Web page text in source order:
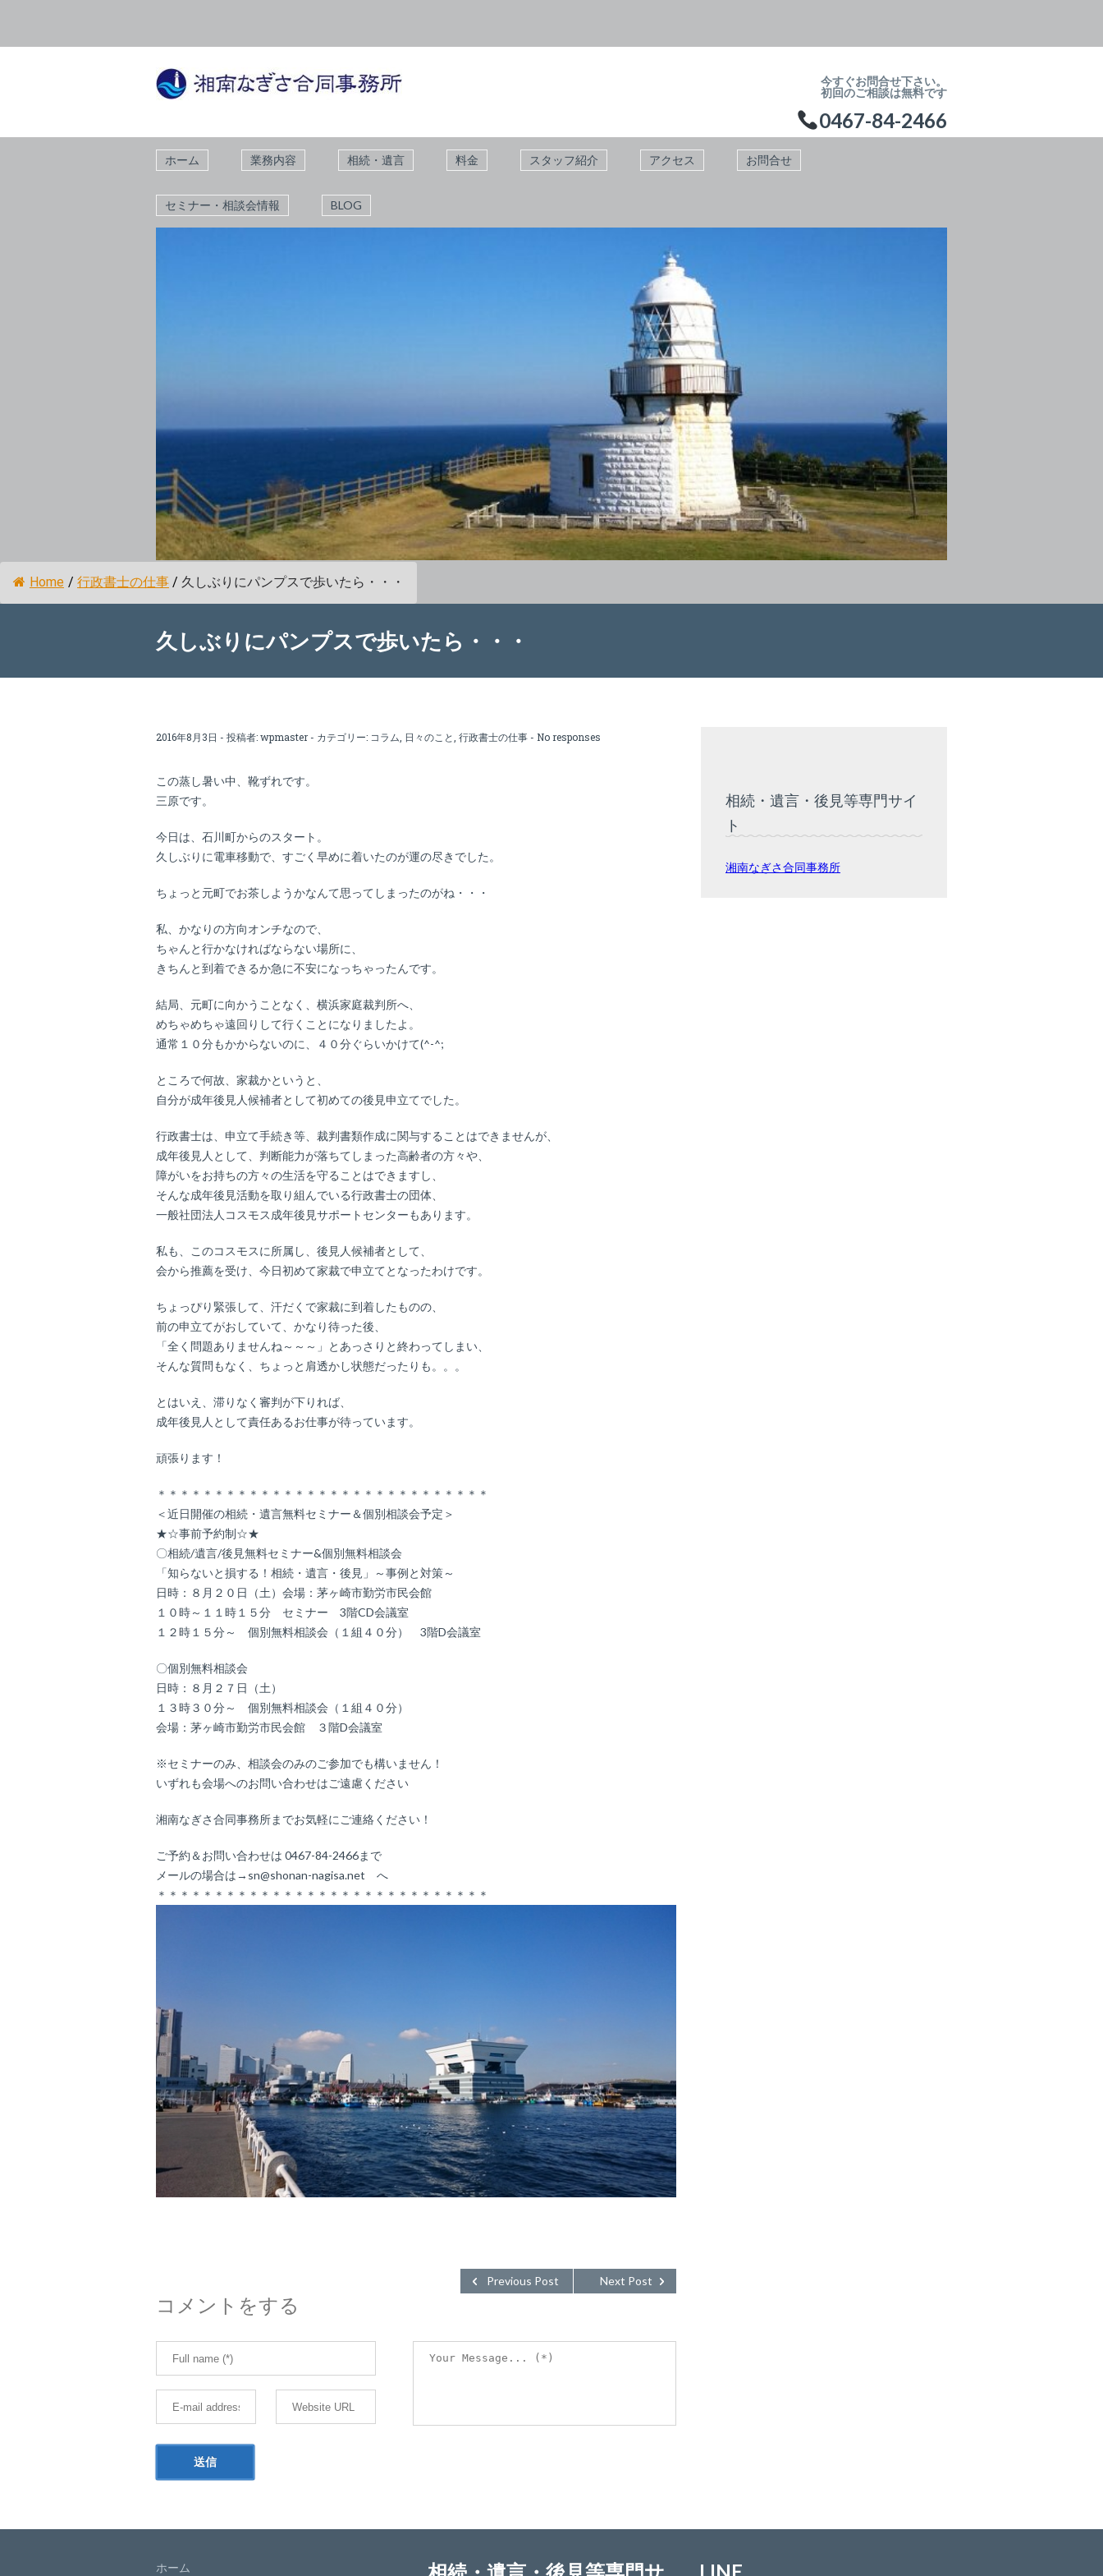
今すぐお問合せ下さい。
初回のご相談は無料です
0467-84-2466
ホーム 業務内容 相続・遺言 料金 スタッフ紹介 アクセス お問合せ
セミナー・相談会情報 BLOG
Home / 行政書士の仕事 / 久しぶりにパンプスで歩いたら・・・
久しぶりにパンプスで歩いたら・・・
2016年8月3日 - 投稿者:wpmaster - カテゴリー: コラム 日々のこと 行政書士の仕事 - No responses
この蒸し暑い中、靴ずれです。
三原です。
今日は、石川町からのスタート。
久しぶりに電車移動で、すごく早めに着いたのが運の尽きでした。
ちょっと元町でお茶しようかなんて思ってしまったのがね・・・
私、かなりの方向オンチなので、
ちゃんと行かなければならない場所に、
きちんと到着できるか急に不安になっちゃったんです。
結局、元町に向かうことなく、横浜家庭裁判所へ、
めちゃめちゃ遠回りして行くことになりましたよ。
通常１０分もかからないのに、４０分ぐらいかけて(^-^;
ところで何故、家裁かというと、
自分が成年後見人候補者として初めての後見申立てでした。
行政書士は、申立て手続き等、裁判書類作成に関与することはできませんが、
成年後見人として、判断能力が落ちてしまった高齢者の方々や、
障がいをお持ちの方々の生活を守ることはできますし、
そんな成年後見活動を取り組んでいる行政書士の団体、
一般社団法人コスモス成年後見サポートセンターもあります。
私も、このコスモスに所属し、後見人候補者として、
会から推薦を受け、今日初めて家裁で申立てとなったわけです。
ちょっぴり緊張して、汗だくで家裁に到着したものの、
前の申立てがおしていて、かなり待った後、
「全く問題ありませんね～～～」とあっさりと終わってしまい、
そんな質問もなく、ちょっと肩透かし状態だったりも。。。
とはいえ、滞りなく審判が下りれば、
成年後見人として責任あるお仕事が待っています。
頑張ります！
＊＊＊＊＊＊＊＊＊＊＊＊＊＊＊＊＊＊＊＊＊＊＊＊＊＊＊＊＊
＜近日開催の相続・遺言無料セミナー＆個別相談会予定＞
★☆事前予約制☆★
〇相続/遺言/後見無料セミナー&個別無料相談会
「知らないと損する！相続・遺言・後見」～事例と対策～
日時：８月２０日（土）会場：茅ヶ崎市勤労市民会館
１０時～１１時１５分 セミナー 3階CD会議室
１２時１５分～ 個別無料相談会（１組４０分） 3階D会議室
〇個別無料相談会
日時：８月２７日（土）
１３時３０分～ 個別無料相談会（１組４０分）
会場：茅ヶ崎市勤労市民会館 ３階D会議室
※セミナーのみ、相談会のみのご参加でも構いません！
いずれも会場へのお問い合わせはご遠慮ください
湘南なぎさ合同事務所までお気軽にご連絡ください！
ご予約＆お問い合わせは 0467-84-2466まで
メールの場合は→sn@shonan-nagisa.net へ
＊＊＊＊＊＊＊＊＊＊＊＊＊＊＊＊＊＊＊＊＊＊＊＊＊＊＊＊＊
Next Post
Previous Post
コメントをする
相続・遺言・後見等専門サイ
ト
湘南なぎさ合同事務所
ホーム